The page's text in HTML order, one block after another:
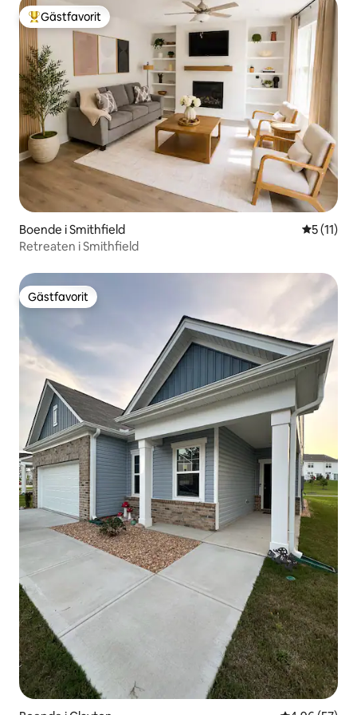
Populär gästfavorit
Gästfavorit
Boende i Smithfield 5 av 5 i
5 (11)
Retreaten i Smithfield
Gästfavorit
Gästfavorit